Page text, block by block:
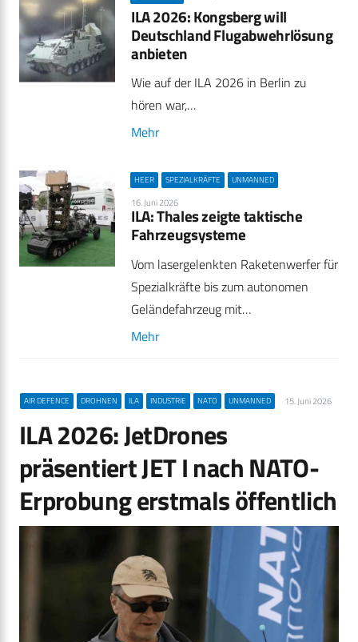
ILA 2026: Kongsberg will
Deutschland Flugabwehrlösung
anbieten
Wie auf der ILA 2026 in Berlin zu
hören war,…
Mehr
HEER SPEZIALKRÄFTE UNMANNED
16. Juni 2026
ILA: Thales zeigte taktische
Fahrzeugsysteme
Vom lasergelenkten Raketenwerfer für
Spezialkräfte bis zum autonomen
Geländefahrzeug mit…
Mehr
AIR DEFENCE DROHNEN ILA INDUSTRIE NATO UNMANNED 15. Juni 2026
ILA 2026: JetDrones
präsentiert JET I nach NATO-
Erprobung erstmals öffentlich